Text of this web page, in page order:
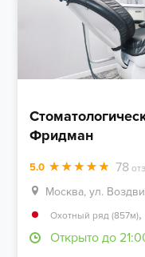
Фридман
5.0 78
Москва, ул.
Охотный ряд (857м),
Открыто до